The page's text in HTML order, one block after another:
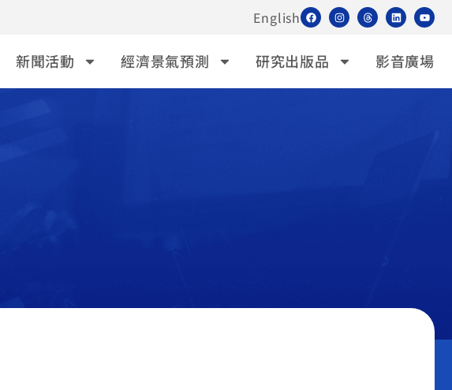
English
新聞活動 經濟景氣預測 研究出版品 影音廣場